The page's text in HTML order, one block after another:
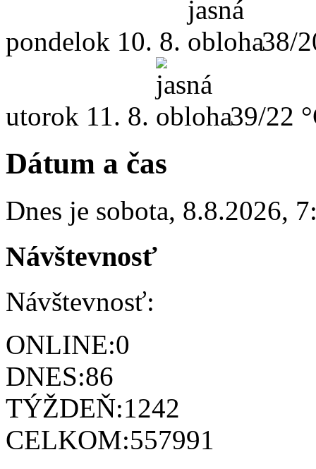
pondelok 10. 8. 38/
utorok 11. 8. 39/22
Dátum a čas
Dnes je sobota, 8.8.2026,
Návštevnosť
Návštevnosť:
ONLINE:0
DNES:86
TÝŽDEŇ:1242
CELKOM:557991